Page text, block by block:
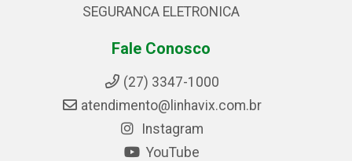
SEGURANCA ELETRONICA
Fale Conosco
(27) 3347-1000
atendimento@linhavix.com.br
Instagram
YouTube